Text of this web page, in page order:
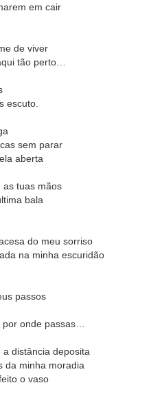
em cair
de viver
tão perto…
escuto.
sem parar
aberta
as tuas mãos
bala
do meu sorriso
na minha escuridão
passos
por onde passas…
distância deposita
da minha moradia
o vaso